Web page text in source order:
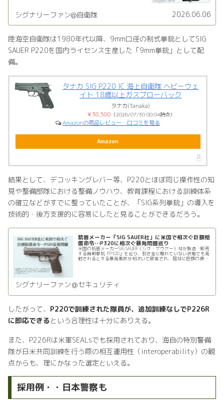
シグナリーファン@自衛隊 2026.06.06
陸海空自衛隊は1980年代以降、9mm口径の制式拳銃としてSIG
SAUER P220を国内ライセンス生産した「9mm拳銃」として配
備。
タナカ SIG P220 IC 海上自衛隊 ヘビーウェ
イト 18歳以上ガスブローバック
タナカ(Tanaka)
￥38,500 （2026/07/30 00:04時点）
Amazonの商品レビュー・口コミを見る
Amazon
結果として、デコッキングレバー等、P220とほぼ同じ操作性の知
見や整備部隊における整備ノウハウ、教育課程における訓練体系
の確立などがすでに整っていたことが、「SIG系列拳銃」の導入を
技術的・後方支援的に容易にしたと見ることができるだろう。
銃器メーカー「SIG SAUER社」に米国で相次ぐ巨額賠
償命令…P320に相次ぐ暴発問題巡り
米国の銃器メーカーSIG SAUER（シグ・ザウアー）社が製造・販売
する自動拳銃「P320」を巡り、引き金に触れていない状態でも発
射されるとする暴発事故が相次いで報告され、同社に巨額の損害
シグナリーファン＠セキュリティ
したがって、 P220で訓練された隊員が、追加訓練なしでP226R
に即応できるという合理性は十分にありえる。
また、P226Rは米軍SEALsでも採用されており、海自の特別警備
隊が日米共同訓練を行う際の相互運用性（interoperability）の観
点からも、理にかなった選定といえる。
採用例・・日本警察も